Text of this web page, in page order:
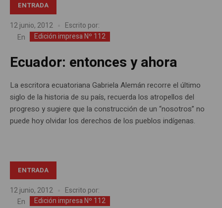
ENTRADA
12 junio, 2012
Escrito por:
En
Edición impresa Nº 112
Ecuador: entonces y ahora
La escritora ecuatoriana Gabriela Alemán recorre el último
siglo de la historia de su país, recuerda los atropellos del
progreso y sugiere que la construcción de un “nosotros” no
puede hoy olvidar los derechos de los pueblos indígenas.
ENTRADA
12 junio, 2012
Escrito por:
En
Edición impresa Nº 112